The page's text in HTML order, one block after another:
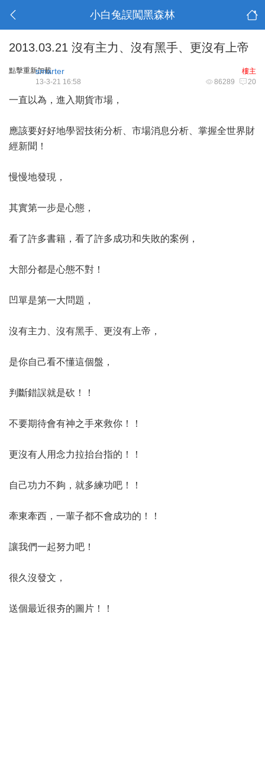
小白兔誤闖黑森林
2013.03.21 沒有主力、沒有黑手、更沒有上帝
點擊重新加載 樓主
smarter
86289 20
13-3-21 16:58
一直以為，進入期貨市場，
應該要好好地學習技術分析、市場消息分析、掌握全世界財
經新聞！
慢慢地發現，
其實第一步是心態，
看了許多書籍，看了許多成功和失敗的案例，
大部分都是心態不對！
凹單是第一大問題，
沒有主力、沒有黑手、更沒有上帝，
是你自己看不懂這個盤，
判斷錯誤就是砍！！
不要期待會有神之手來救你！！
更沒有人用念力拉抬台指的！！
自己功力不夠，就多練功吧！！
牽東牽西，一輩子都不會成功的！！
讓我們一起努力吧！
很久沒發文，
送個最近很夯的圖片！！